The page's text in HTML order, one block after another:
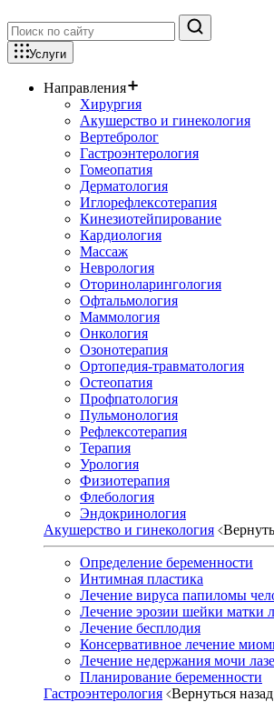
Услуги
Направления
Хирургия
Акушерство и гинекология
Вертебролог
Гастроэнтерология
Гомеопатия
Дерматология
Иглорефлексотерапия
Кинезиотейпирование
Кардиология
Массаж
Неврология
Оториноларингология
Офтальмология
Маммология
Онкология
Озонотерапия
Ортопедия-травматология
Остеопатия
Профпатология
Пульмонология
Рефлексотерапия
Терапия
Урология
Физиотерапия
Флебология
Эндокринология
Акушерство и гинекология
Определение беременности
Интимная пластика
Лечение вируса папиломы
Лечение эрозии шейки матки
Лечение бесплодия
Консервативное лечение
Лечение недержания мочи
Планирование беременности
Гастроэнтерология Вернуться назад